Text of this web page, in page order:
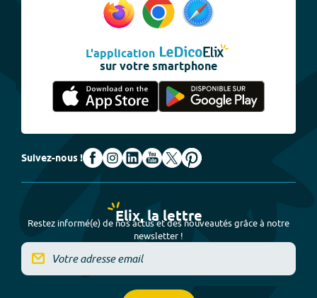
L'application
sur votre smartphone
Suivez-nous !
Elix, la lettre
Restez informé(e) de nos actus et des nouveautés grâce à notre
newsletter !